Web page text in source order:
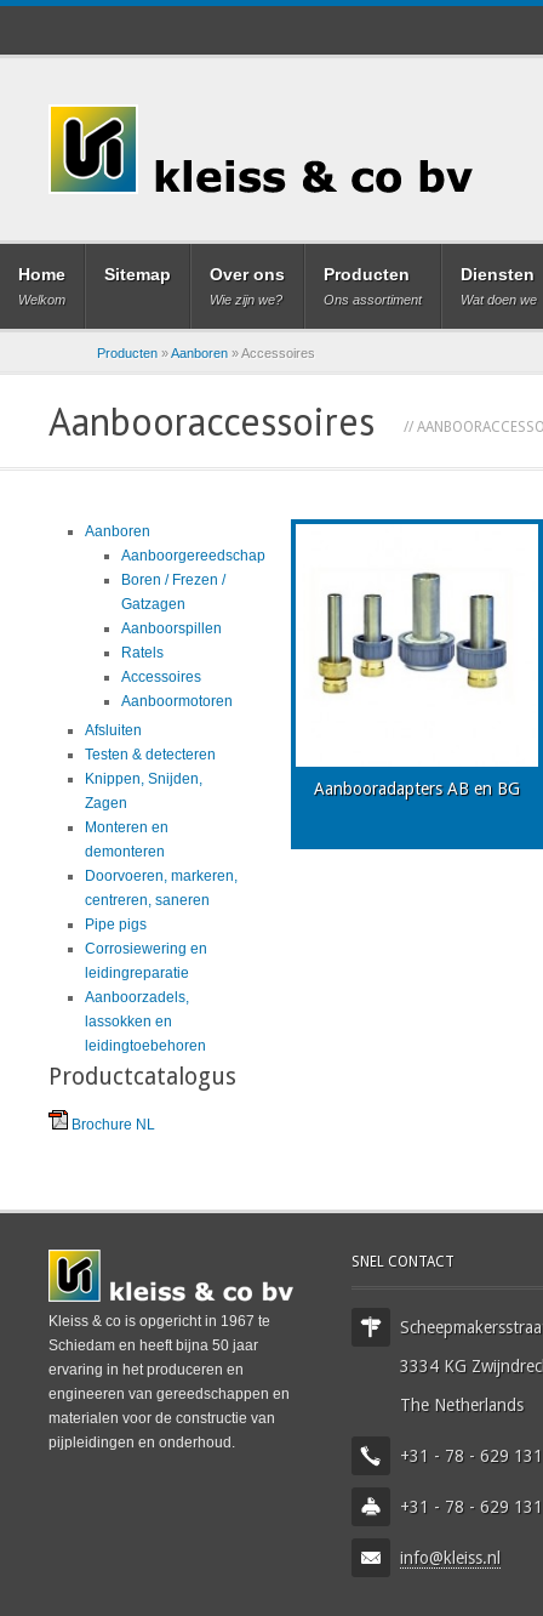
Home
Welkom
Sitemap Over ons
Wie zijn we?
Producten
Ons assortiment
Diensten
Wat doen we
Producten »Aanboren »Accessoires
Aanbooraccessoires //
Aanboren
Aanboorgereedschap
Boren / Frezen /
Gatzagen
Aanboorspillen
Ratels
Accessoires
Aanboormotoren
Afsluiten
Testen & detecteren
Knippen, Snijden,
Zagen
Monteren en
demonteren
Doorvoeren, markeren,
centreren, saneren
Pipe pigs
Corrosiewering en
leidingreparatie
Aanboorzadels,
lassokken en
leidingtoebehoren
Productcatalogus
Brochure NL
Aanbooradapters AB en BG
Kleiss & co is opgericht in 1967 te
Schiedam en heeft bijna 50 jaar
ervaring in het produceren en
engineeren van gereedschappen en
materialen voor de constructie van
pijpleidingen en onderhoud.
SNEL CONTACT
3334 KG
The Netherlands
+31 - 78 - 629
+31 - 78 - 629
info@kleiss.nl